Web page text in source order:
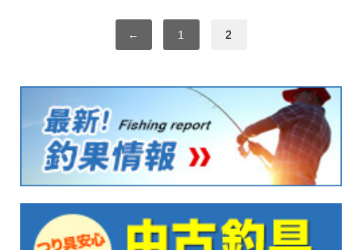
← 1 2